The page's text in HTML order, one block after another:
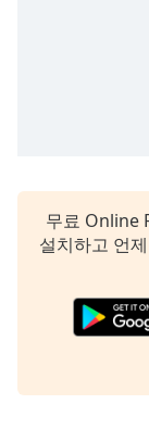
Opacity
Edge
무료 Online
설치하고 언